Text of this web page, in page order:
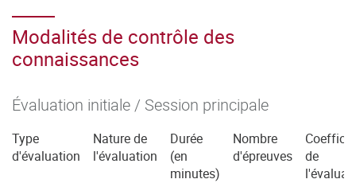
Modalités de contrôle des
connaissances
Évaluation initiale / Session principale
Type
d'évaluation
Nature de
l'évaluation
Durée
(en
minutes)
Nombre
d'épreuves
de